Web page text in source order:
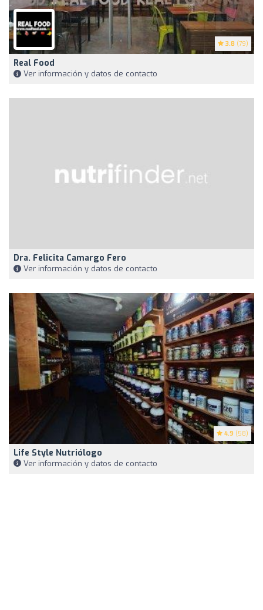
3.8 (79)
Real Food
Ver información y datos de contacto
Dra. Felicita Camargo Fero
Ver información y datos de contacto
4.9 (58)
Life Style Nutriólogo
Ver información y datos de contacto